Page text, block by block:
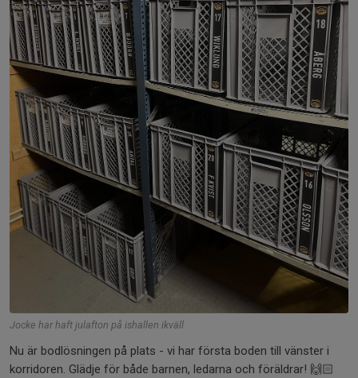
Jocke har haft julafton på ishallen ikväll
Nu är bodlösningen på plats - vi har första boden till vänster i
korridoren. Glädje för både barnen, ledarna och föräldrar! 🙌🏻